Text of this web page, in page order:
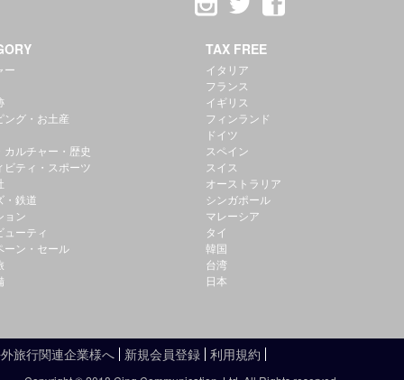
ー
ング・お土産
カルチャー・歴史
ビティ・スポーツ
・鉄道
ョン
ューティ
ーン・セール
TAX FREE
イタリア
フランス
イギリス
フィンランド
ドイツ
スペイン
スイス
オーストラリア
シンガポール
マレーシア
タイ
韓国
台湾
日本
旅行関連企業様へ 新規会員登録 利用規約